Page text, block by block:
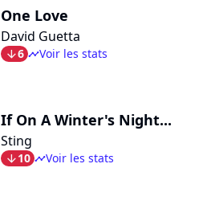
One Love
David Guetta
arrow_bot6 timelineVoir les stats
If On A Winter's Night...
Sting
arrow_bot10 timelineVoir les stats